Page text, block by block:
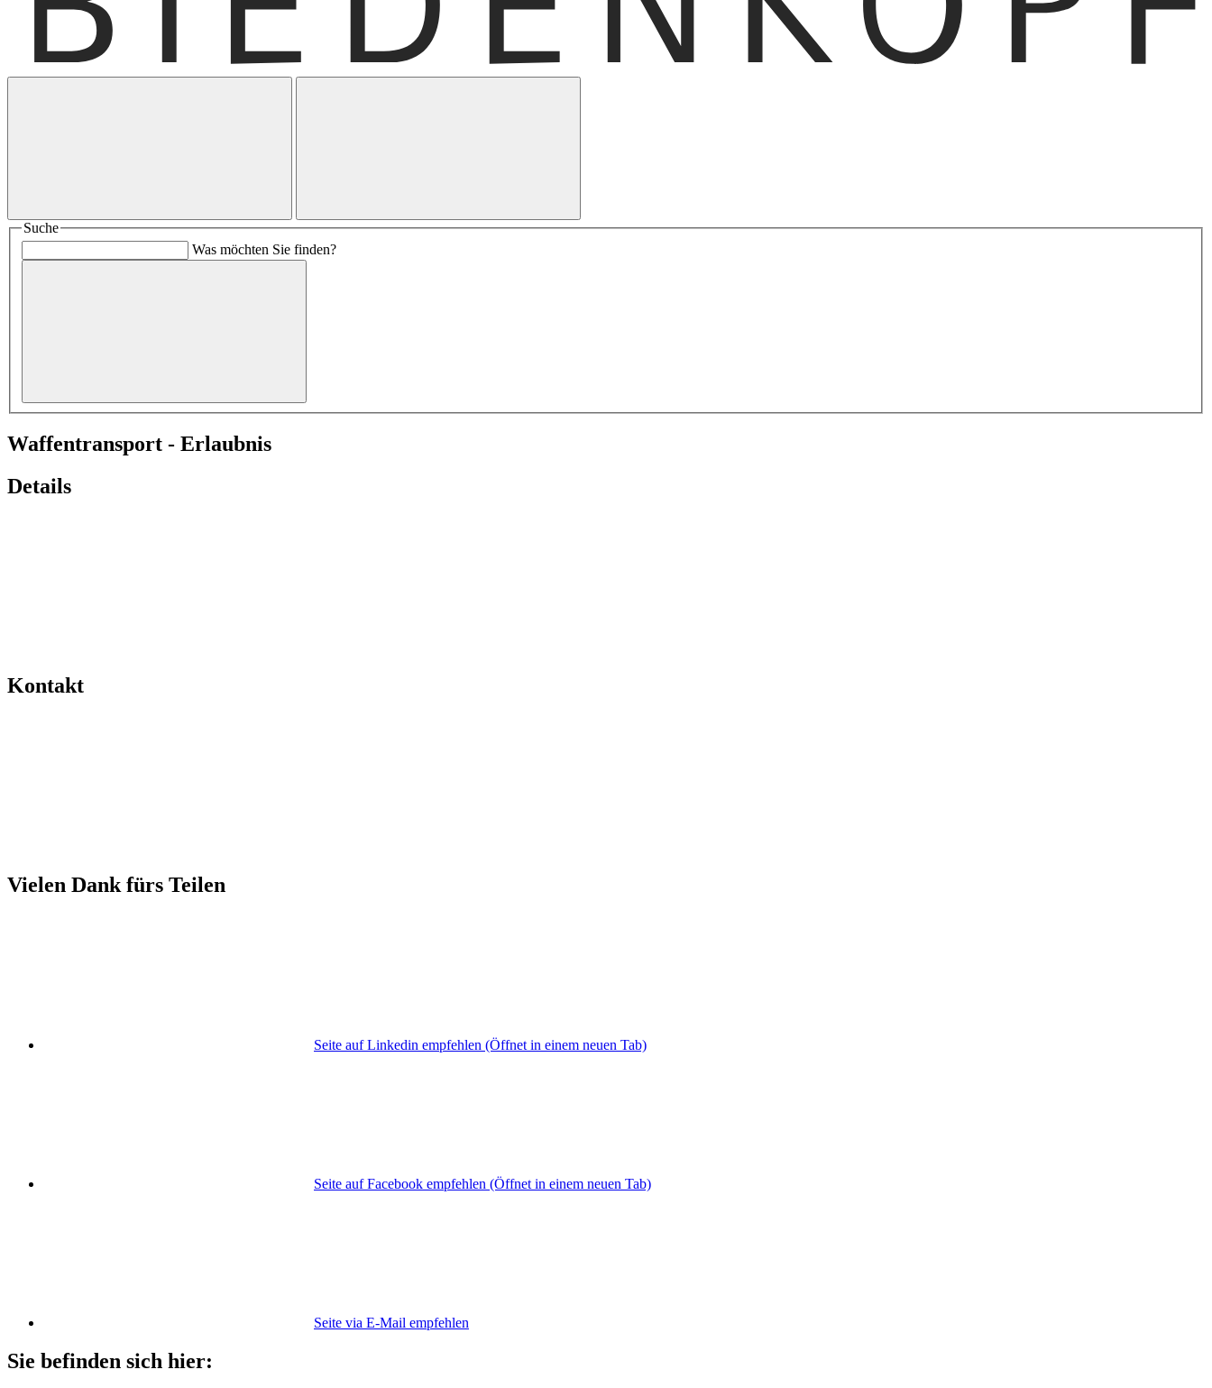
Suche
Was möchten Sie finden?
Waffentransport - Erlaubnis
Details
Kontakt
Vielen Dank fürs Teilen
Seite auf Linkedin empfehlen (Öffnet in einem neuen Tab)
Seite auf Facebook empfehlen (Öffnet in einem neuen Tab)
Seite via E-Mail empfehlen
Sie befinden sich hier: